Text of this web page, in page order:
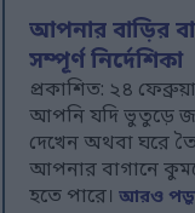
আপনার বাড়ির
সম্পূর্ণ নির্দেশিকা
প্রকাশিত: ২৪
আপনি যদি ভুতুড়ে
দেখেন অথবা ঘরে
আপনার বাগানে
হতে পারে।আরও